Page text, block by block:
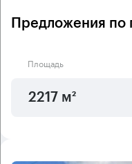
Предложения по
Площадь
2217 м²